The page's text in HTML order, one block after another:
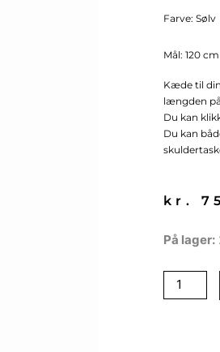
Farve: Sølv
Mål: 120 cm
Kæde til
længden
Du kan
Du kan
kr.
På lager:
Sølv
uden
læder